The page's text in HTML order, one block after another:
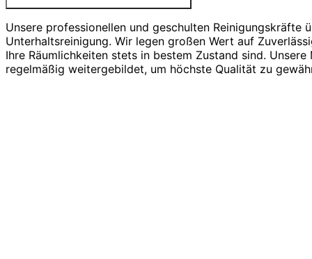
Unsere professionellen und geschulten Reinigungskräfte
Unterhaltsreinigung. Wir legen großen Wert auf
Ihre Räumlichkeiten stets in bestem Zustand sind.
regelmäßig weitergebildet, um höchste Qualität zu